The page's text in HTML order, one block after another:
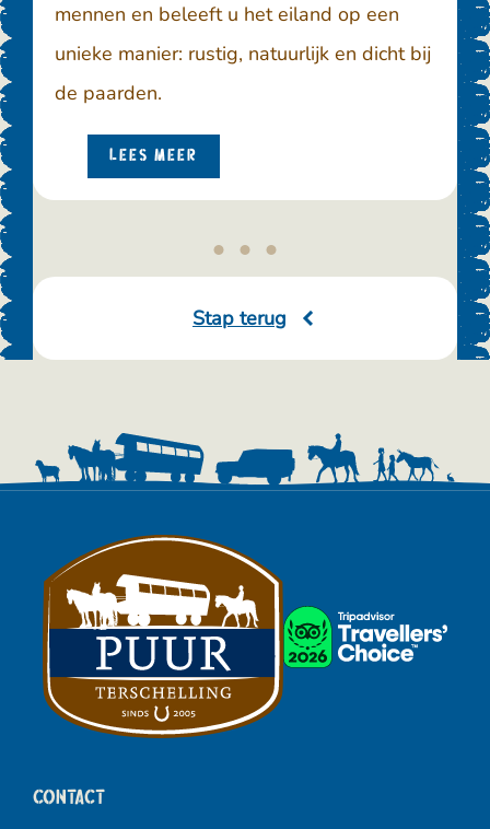
mennen en beleeft u het eiland op een
unieke manier: rustig, natuurlijk en dicht bij
de paarden.
LEES MEER
Stap terug
Contact